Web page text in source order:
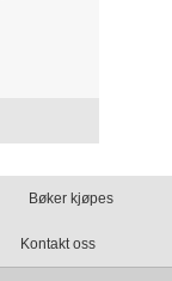
Bøker kjøpes
Kontakt oss